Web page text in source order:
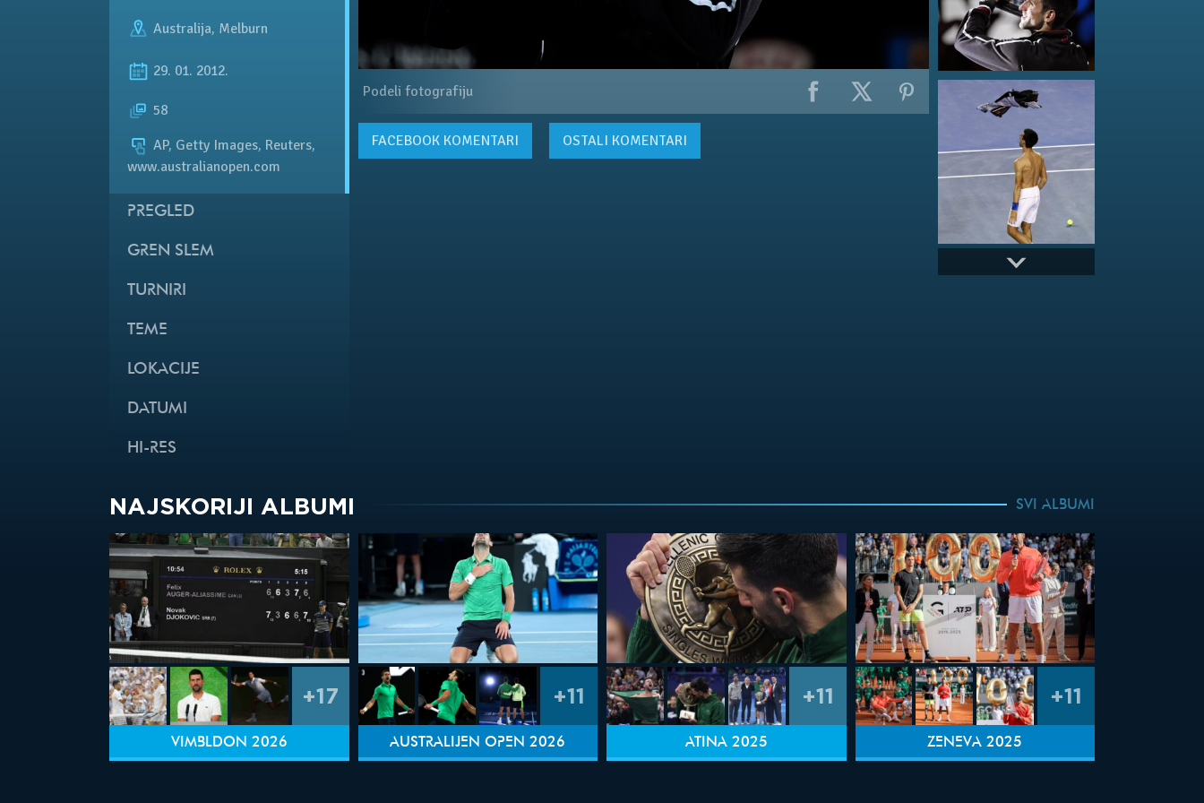
Australija, Melburn
29. 01. 2012.
58
AP, Getty Images, Reuters,
www.australianopen.com
PREGLED
GREN SLEM
TURNIRI
TEME
LOKACIJE
DATUMI
HI-RES
Podeli fotografiju
FACEBOOKKOMENTARI OSTALI KOMENTARI
NAJSKORIJI ALBUMI SVI ALBUMI
+17
VIMBLDON 2026
+11
AUSTRALIJEN OPEN 2026
+11
ATINA 2025
+11
ŽENEVA 2025